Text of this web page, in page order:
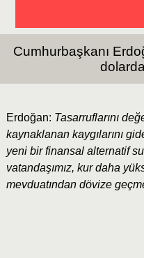
Cumhurbaşkanı
Erdoğan: Tasarruflarını
kaynaklanan kaygılarını
yeni bir finansal alternatif
vatandaşımız, kur daha
mevduatından dövize